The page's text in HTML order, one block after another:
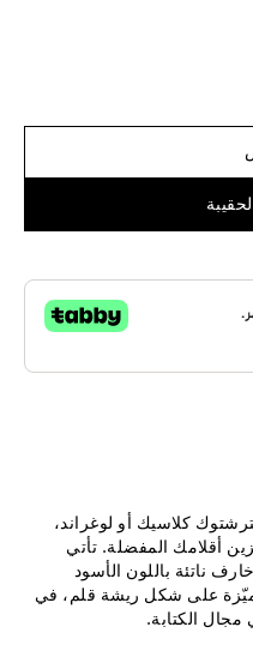
كلاسيك أو لوغراند،
أقلامك المفضلة. تأتي
ناتئة باللون الأسود
على شكل ريشة قلم، في
الكتابة.